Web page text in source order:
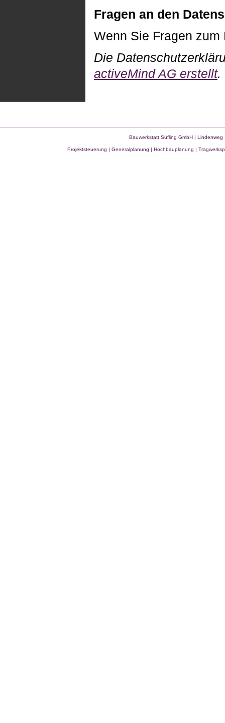
Fragen an den
Wenn Sie Fragen
Die
activeMind AG erstellt.
Bauwerkstatt Süfling GmbH | Lindenweg
Projektsteuerung | Generalplanung | Hochbauplanung |